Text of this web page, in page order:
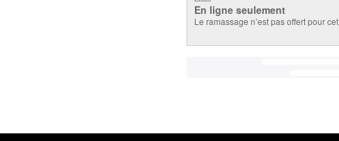
En ligne seulement
Le ramassage n’est pas offert pour